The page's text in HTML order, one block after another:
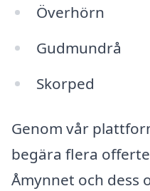
Överhörn
Gudmundrå
Skorped
Genom vår
begära flera
Åmynnet och dess